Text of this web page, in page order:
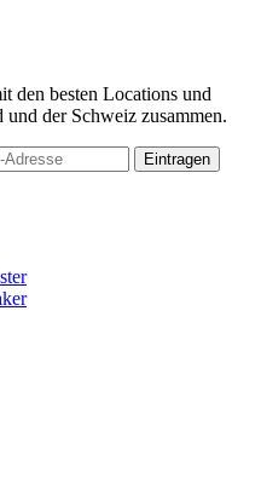
den besten Locations und
der Schweiz zusammen.
Eintragen